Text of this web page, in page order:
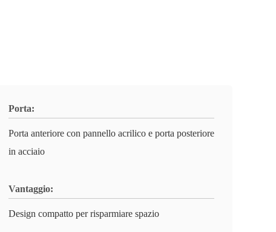
Porta:
Porta anteriore con pannello acrilico e porta posteriore
in acciaio
Vantaggio:
Design compatto per risparmiare spazio